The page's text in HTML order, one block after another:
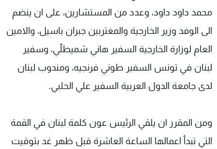
محمد داود داود، وعدد من المستشارين، على ان ينضم
الى الوفد وزير الخارجية والمغتربين جبران باسيل، والامين
العام لوزارة الخارجية السفير هاني شميطلّي، وسفير
لبنان في تونس السفير طوني فرنجيه، ومندوب لبنان
لدى جامعة الدول العربية السفير علي الحلبي.
ومن المقرر ان يلقي الرئيس عون كلمة لبنان في القمة
التي تبدأ اعمالها الساعة العاشرة قبل ظهر غد بتوقيت